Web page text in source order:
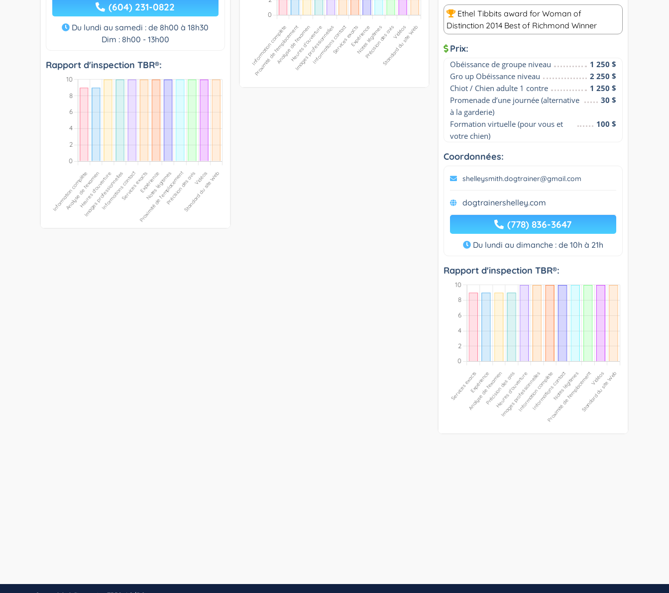
(604) 231-0822
Du lundi au samedi : de 8h00 à 18h30
Dim : 8h00 - 13h00
Rapport d'inspection TBR®:
Ethel Tibbits award for Woman of
Distinction 2014 Best of Richmond Winner
Prix:
Obéissance de groupe niveau
1 250 $
Gro up Obéissance niveau
2 250 $
Chiot / Chien adulte 1 contre
1 250 $
Promenade d’une journée (alternative
à la garderie)
30 $
Formation virtuelle (pour vous et
votre chien)
100 $
Coordonnées:
shelleysmith.dogtrainer@gmail.com
dogtrainershelley.com
(778) 836-3647
Du lundi au dimanche : de 10h à 21h
Rapport d'inspection TBR®: